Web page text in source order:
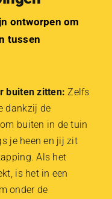
ontworpen om
tussen
buiten zitten: Zelfs
dankzij de
buiten in de tuin
je heen en jij zit
Als het
is het in een
onder de